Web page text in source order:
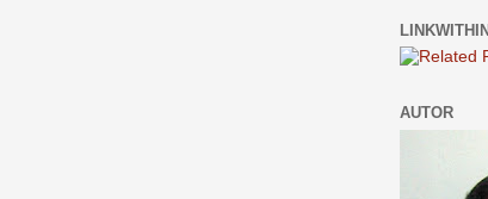
AUTOR